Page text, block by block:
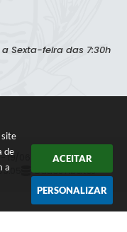
site
de
a
ACEITAR
PERSONALIZAR
Sexta-feira das 7:30h
- 19/06/2026
Dados Abertos